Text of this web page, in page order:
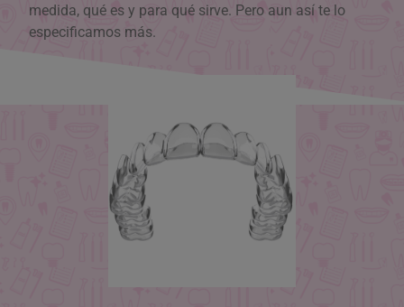
medida, qué es y para qué sirve. Pero aun así te lo
especificamos más.